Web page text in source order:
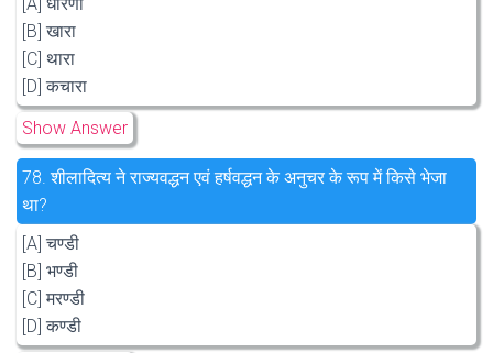
[B] खारा
[C] थारा
[D] कचारा
Show Answer
78.शीलादित्य ने राज्यवद्धन एवं हर्षवद्धन के अनुचर के रूप में किसे भेजा
था?
[A] चण्डी
[B] भण्डी
[C] मरण्डी
[D] कण्डी